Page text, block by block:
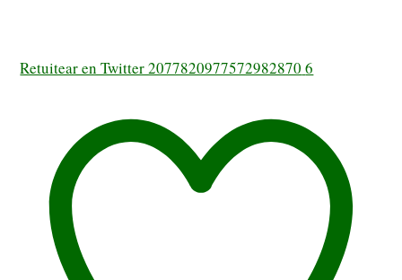
Retuitear en Twitter 2077820977572982870 6